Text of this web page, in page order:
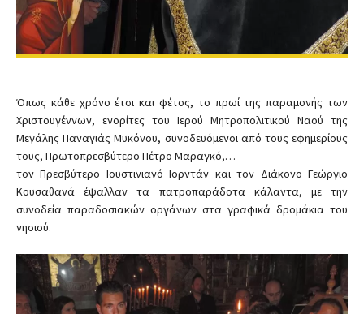
Όπως κάθε χρόνο έτσι και φέτος, το πρωί της παραμονής των
Χριστουγέννων, ενορίτες του Ιερού Μητροπολιτικού Ναού της
Μεγάλης Παναγιάς Μυκόνου, συνοδευόμενοι από τους εφημερίους
τους, Πρωτοπρεσβύτερο Πέτρο Μαραγκό,…
τον Πρεσβύτερο Ιουστινιανό Ιορντάν και τον Διάκονο Γεώργιο
Κουσαθανά έψαλλαν τα πατροπαράδοτα κάλαντα, με την
συνοδεία παραδοσιακών οργάνων στα γραφικά δρομάκια του
νησιού.